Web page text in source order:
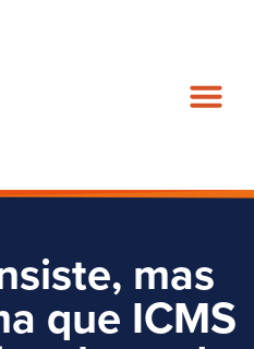
mas
que ICMS